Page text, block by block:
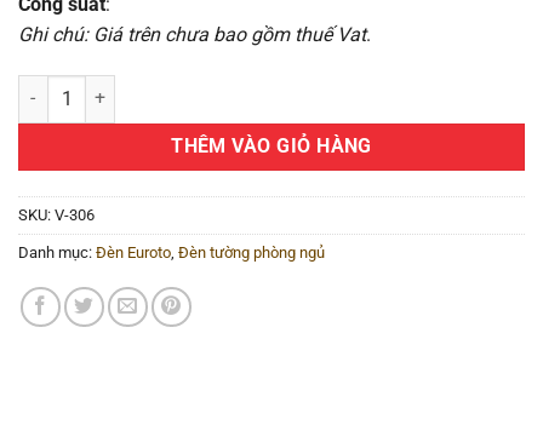
Ghi chú: Giá trên chưa bao gồm thuế Vat.
Đèn tường cổ điển V-306 số lượng
THÊM VÀO GIỎ HÀNG
SKU: V-306
Danh mục: Đèn Euroto Đèn tường phòng ngủ